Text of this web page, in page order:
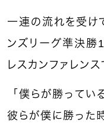
一連の流れを受け
ンズリーグ準決勝
レスカンファレン
「僕らが勝ってい
彼らが僕に勝った